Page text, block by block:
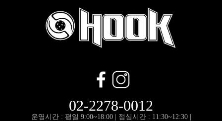
02-2278-0012
운영시간 : 평일 9:00~18:00 | 점심시간 : 11:30~12:30 |